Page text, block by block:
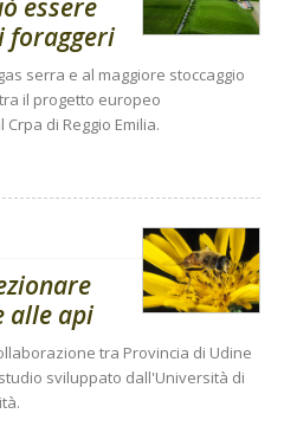
essere
foraggeri
serra e al maggiore stoccaggio
il progetto europeo
di Reggio Emilia.
alle api
tra Provincia di Udine
sviluppato dall'Università di